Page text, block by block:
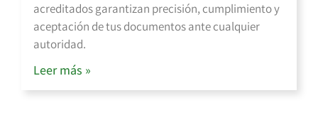
acreditados garantizan precisión, cumplimiento y
aceptación de tus documentos ante cualquier
autoridad.
Leer más »